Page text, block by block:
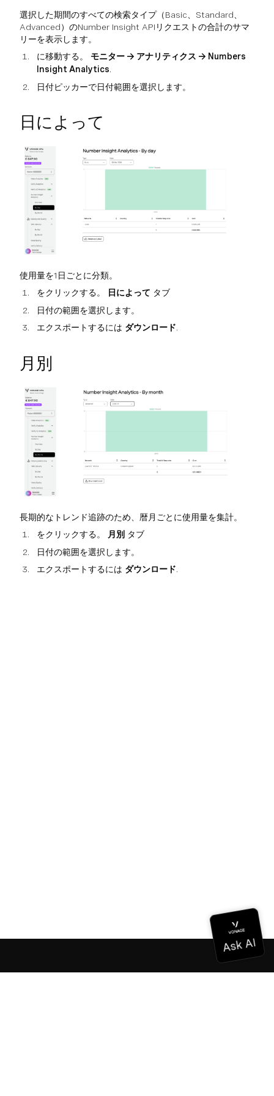
選択した期間のすべての検索タイプ（Basic、Standard、
Advanced）のNumber Insight APIリクエストの合計のサマ
リーを表示します。
に移動する。 モニター → アナリティクス → Numbers
Insight Analytics.
日付ピッカーで日付範囲を選択します。
日によって
使用量を1日ごとに分類。
をクリックする。
日によって タブ
日付の範囲を選択します。
エクスポートするには ダウンロード.
月別
長期的なトレンド追跡のため、暦月ごとに使用量を集計。
をクリックする。
月別 タブ
日付の範囲を選択します。
エクスポートするには ダウンロード.